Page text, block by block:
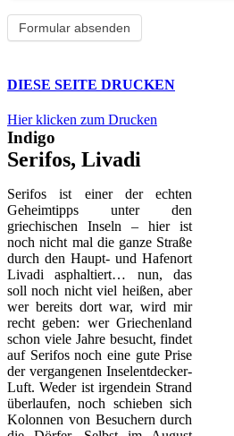
DIESE SEITE DRUCKEN
Hier klicken zum Drucken
Indigo
Serifos, Livadi
Serifos ist einer der echten
Geheimtipps unter den
griechischen Inseln – hier ist
noch nicht mal die ganze Straße
durch den Haupt- und Hafenort
Livadi asphaltiert… nun, das
soll noch nicht viel heißen, aber
wer bereits dort war, wird mir
recht geben: wer Griechenland
schon viele Jahre besucht, findet
auf Serifos noch eine gute Prise
der vergangenen Inselentdecker-
Luft. Weder ist irgendein Strand
überlaufen, noch schieben sich
Kolonnen von Besuchern durch